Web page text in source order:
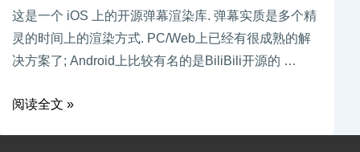
这是一个 iOS 上的开源弹幕渲染库. 弹幕实质是多个精
灵的时间上的渲染方式. PC/Web上已经有很成熟的解
决方案了; Android上比较有名的是BiliBili开源的 …
阅读全文 »